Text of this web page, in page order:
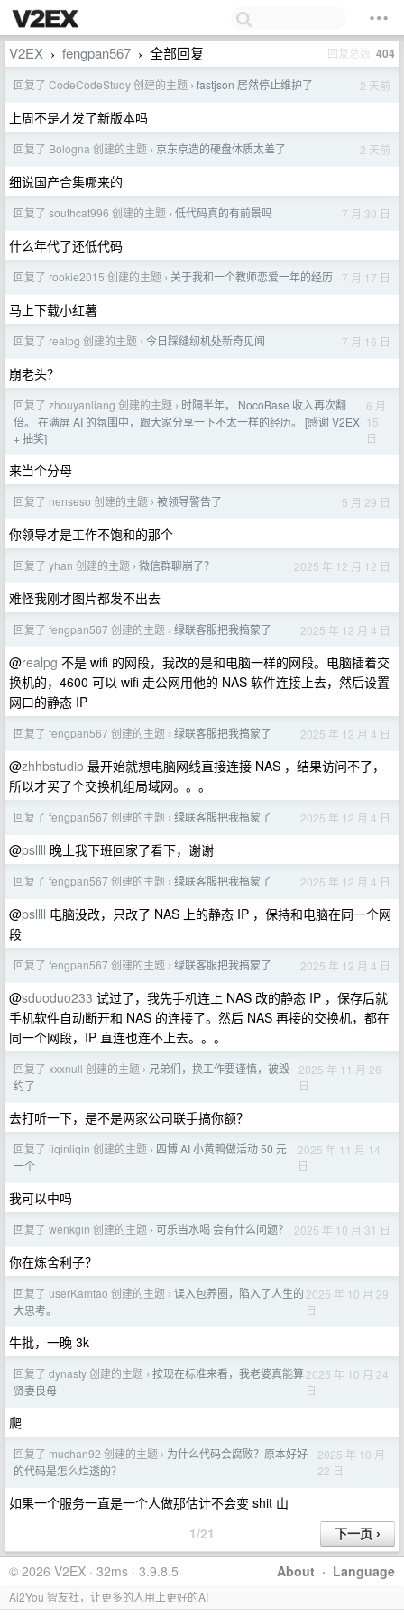
V2EX › fengpan567 › 全部回复 回复总数 404
回复了 CodeCodeStudy 创建的主题 › fastjson 居然停止维护了 2 天前
上周不是才发了新版本吗
回复了 Bologna 创建的主题 › 京东京造的硬盘体质太差了 2 天前
细说国产合集哪来的
回复了 southcat996 创建的主题 › 低代码真的有前景吗 7 月 30 日
什么年代了还低代码
回复了 rookie2015 创建的主题 › 关于我和一个教师恋爱一年的经历 7 月 17 日
马上下载小红薯
回复了 realpg 创建的主题 › 今日踩缝纫机处新奇见闻 7 月 16 日
崩老头？
回复了 zhouyanliang 创建的主题 › 时隔半年， NocoBase 收入再次翻
倍。 在满屏 AI 的氛围中，跟大家分享一下不太一样的经历。 [感谢 V2EX
+ 抽奖]
6 月
15
日
来当个分母
回复了 nenseso 创建的主题 › 被领导警告了 5 月 29 日
你领导才是工作不饱和的那个
回复了 yhan 创建的主题 › 微信群聊崩了？ 2025 年 12 月 12 日
难怪我刚才图片都发不出去
回复了 fengpan567 创建的主题 › 绿联客服把我搞蒙了 2025 年 12 月 4 日
@realpg 不是 wifi 的网段，我改的是和电脑一样的网段。电脑插着交
换机的，4600 可以 wifi 走公网用他的 NAS 软件连接上去，然后设置
网口的静态 IP
回复了 fengpan567 创建的主题 › 绿联客服把我搞蒙了 2025 年 12 月 4 日
@zhhbstudio 最开始就想电脑网线直接连接 NAS ，结果访问不了，
所以才买了个交换机组局域网。。。
回复了 fengpan567 创建的主题 › 绿联客服把我搞蒙了 2025 年 12 月 4 日
@psllll 晚上我下班回家了看下，谢谢
回复了 fengpan567 创建的主题 › 绿联客服把我搞蒙了 2025 年 12 月 4 日
@psllll 电脑没改，只改了 NAS 上的静态 IP ，保持和电脑在同一个网
段
回复了 fengpan567 创建的主题 › 绿联客服把我搞蒙了 2025 年 12 月 4 日
@sduoduo233 试过了，我先手机连上 NAS 改的静态 IP ，保存后就
手机软件自动断开和 NAS 的连接了。然后 NAS 再接的交换机，都在
同一个网段，IP 直连也连不上去。。。
回复了 xxxnull 创建的主题 › 兄弟们，换工作要谨慎，被毁
约了
2025 年 11 月 26
日
去打听一下，是不是两家公司联手搞你额？
回复了 liqinliqin 创建的主题 › 四博 AI 小黄鸭做活动 50 元
一个
2025 年 11 月 14
日
我可以中吗
回复了 wenkgin 创建的主题 › 可乐当水喝 会有什么问题？ 2025 年 10 月 31 日
你在炼舍利子？
回复了 userKamtao 创建的主题 › 误入包养圈，陷入了人生的
大思考。
2025 年 10 月 29
日
牛批，一晚 3k
回复了 dynasty 创建的主题 › 按现在标准来看，我老婆真能算
贤妻良母
2025 年 10 月 24
日
爬
回复了 muchan92 创建的主题 › 为什么代码会腐败？原本好好
的代码是怎么烂透的？
2025 年 10 月
22 日
如果一个服务一直是一个人做那估计不会变 shit 山
1/21
About · Language
© 2026 V2EX · 32ms · 3.9.8.5
Ai2You 智友社，让更多的人用上更好的AI